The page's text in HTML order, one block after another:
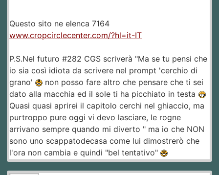
Questo sito ne elenca 7164
www.cropcirclecenter.com/?hl=it-IT
P.S.Nel futuro #282 CGS scriverà "Ma se tu pensi che
io sia così idiota da scrivere nel prompt 'cerchio di
grano'
non posso fare altro che pensare che ti sei
dato alla macchia ed il sole ti ha picchiato in testa
Quasi quasi aprirei il capitolo cerchi nel ghiaccio, ma
purtroppo pure oggi vi devo lasciare, le rogne
arrivano sempre quando mi diverto " ma io che NON
sono uno scappatodecasa come lui dimostrerò che
l'ora non cambia e quindi "bel tentativo"